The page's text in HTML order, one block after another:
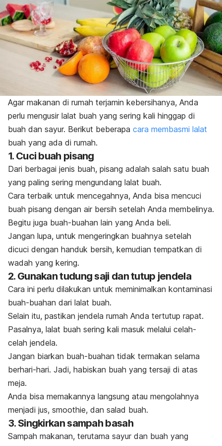
Agar makanan di rumah terjamin kebersihanya, Anda
perlu mengusir lalat buah yang sering kali hinggap di
buah dan sayur. Berikut beberapa cara membasmi lalat
buah yang ada di rumah.
1. Cuci buah pisang
Dari berbagai jenis buah, pisang adalah salah satu buah
yang paling sering mengundang lalat buah.
Cara terbaik untuk mencegahnya, Anda bisa mencuci
buah pisang dengan air bersih setelah Anda membelinya.
Begitu juga buah-buahan lain yang Anda beli.
Jangan lupa, untuk mengeringkan buahnya setelah
dicuci dengan handuk bersih, kemudian tempatkan di
wadah yang kering.
2. Gunakan tudung saji dan tutup jendela
Cara ini perlu dilakukan untuk meminimalkan kontaminasi
buah-buahan dari lalat buah.
Selain itu, pastikan jendela rumah Anda tertutup rapat.
Pasalnya, lalat buah sering kali masuk melalui celah-
celah jendela.
Jangan biarkan buah-buahan tidak termakan selama
berhari-hari. Jadi, habiskan buah yang tersaji di atas
meja.
Anda bisa memakannya langsung atau mengolahnya
menjadi jus, smoothie, dan salad buah.
3. Singkirkan sampah basah
Sampah makanan, terutama sayur dan buah yang